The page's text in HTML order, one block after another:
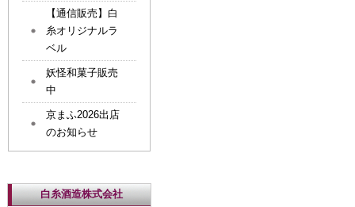
【通信販売】白
糸オリジナルラ
ベル
妖怪和菓子販売
中
京まふ2026出店
のお知らせ
白糸酒造株式会社